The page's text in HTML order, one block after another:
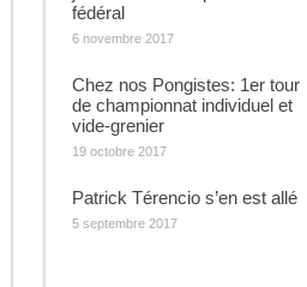
fédéral
6 novembre 2017
Chez nos Pongistes: 1er tour
de championnat individuel et
vide-grenier
19 octobre 2017
Patrick Térencio s’en est allé
5 septembre 2017